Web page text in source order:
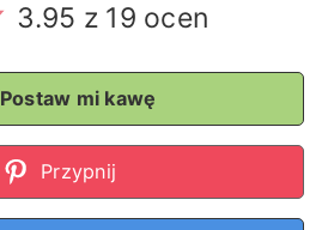
3.95 z 19 ocen
Postaw mi kawę
Przypnij